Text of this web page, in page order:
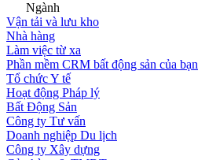
Ngành
Vận tải và lưu kho
Nhà hàng
Làm việc từ xa
Phần mềm CRM bất động sản của bạn
Tổ chức Y tế
Hoạt động Pháp lý
Bất Động Sản
Công ty Tư vấn
Doanh nghiệp Du lịch
Công ty Xây dựng